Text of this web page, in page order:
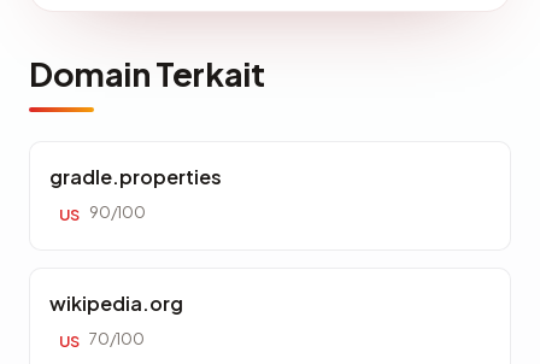
Domain Terkait
gradle.properties
US 90/100
wikipedia.org
US 70/100